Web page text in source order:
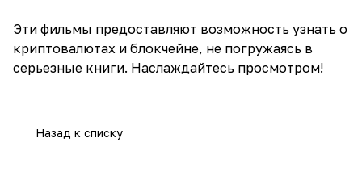
Эти фильмы предоставляют возможность узнать о
криптовалютах и блокчейне, не погружаясь в
серьезные книги. Наслаждайтесь просмотром!
Назад к списку